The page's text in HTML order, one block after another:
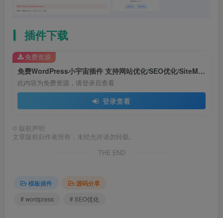
插件下载
免费WordPress小宇宙插件 支持网站优化/SEO优化/SiteMap生成/Robots生成/定时发布等功能
此内容为免费资源，请登录后查看
登录查看
免费资源
© 版权声明
文章版权归作者所有，未经允许请勿转载。
THE END
模板插件
源码分享
# wordpress
# SEO优化